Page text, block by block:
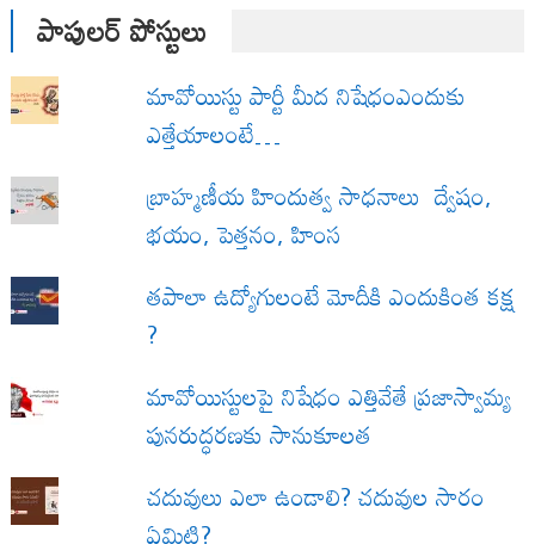
పాపులర్ పోస్టులు
మావోయిస్టు పార్టీ మీద నిషేధంఎందుకు
ఎత్తేయాలంటే…
బ్రాహ్మణీయ హిందుత్వ సాధనాలు ద్వేషం,
భయం, పెత్తనం, హింస
త‌పాలా ఉద్యోగులంటే మోదీకి ఎందుకింత కక్ష
?
మావోయిస్టులపై నిషేధం ఎత్తివేతే ప్రజాస్వామ్య
పునరుద్ధరణకు సానుకూలత
చదువులు ఎలా ఉండాలి? చదువుల సారం
ఏమిటి?